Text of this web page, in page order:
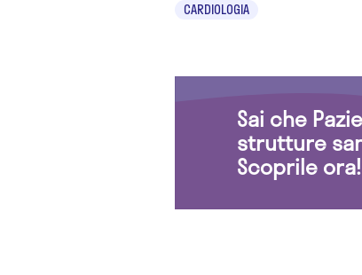
CARDIOLOGIA
Sai che
strutture
Scoprile ora!